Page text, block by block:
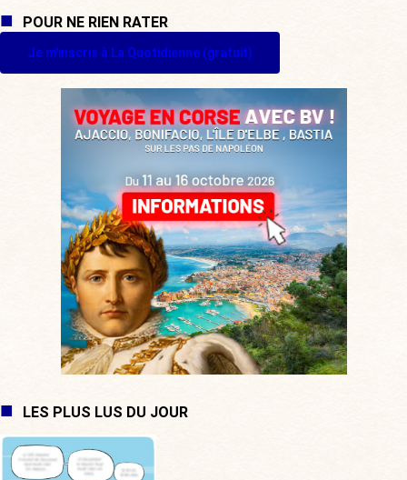
POUR NE RIEN RATER
Je m'inscris à La Quotidienne (gratuit)
LES PLUS LUS DU JOUR